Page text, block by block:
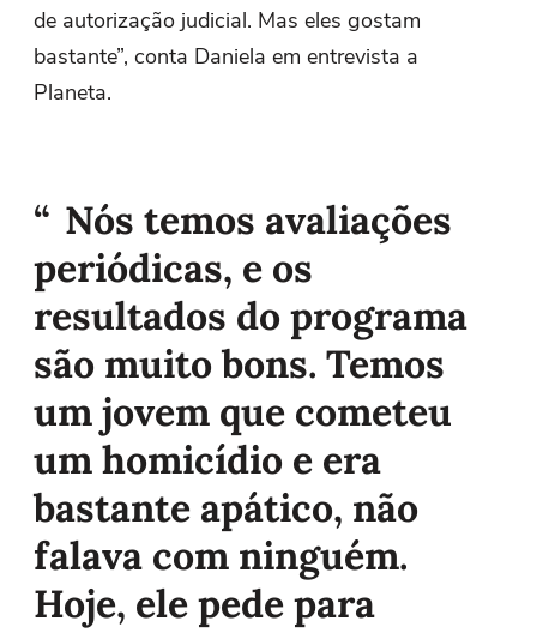
de autorização judicial. Mas eles gostam
bastante”, conta Daniela em entrevista a
Planeta.
Nós temos avaliações
periódicas, e os
resultados do programa
são muito bons. Temos
um jovem que cometeu
um homicídio e era
bastante apático, não
falava com ninguém.
Hoje, ele pede para